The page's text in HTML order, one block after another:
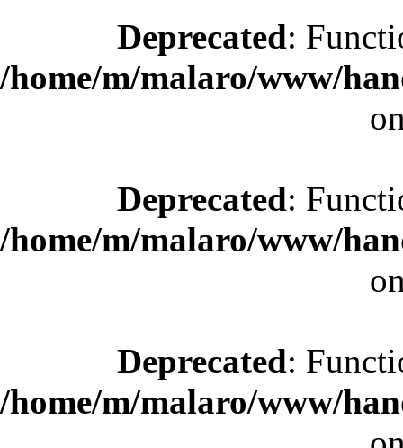
Deprecated:
/home/m/malaro/www/
Deprecated:
/home/m/malaro/www/
Deprecated:
/home/m/malaro/www/